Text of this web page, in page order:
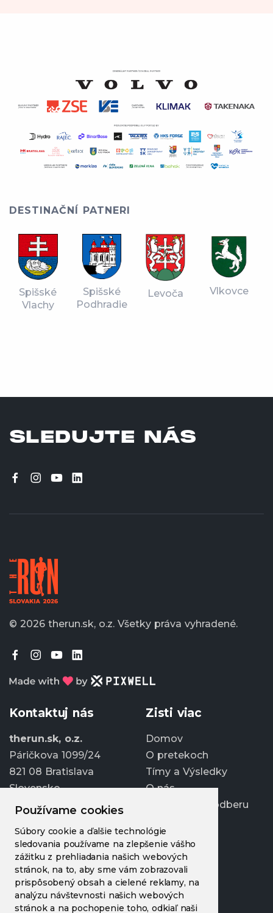
Používame cookies
Súbory cookie a ďalšie technológie
sledovania používame na zlepšenie vášho
zážitku z prehliadania našich webových
stránok, na to, aby sme vám zobrazovali
prispôsobený obsah a cielené reklamy, na
analýzu návštevnosti našich webových
stránok a na pochopenie toho, odkiaľ naši
DESTINAČNÍ PATNERI
Spišské
Vlachy
Spišské
Podhradie
Levoča Vlkovce
SLEDUJTE NÁS
© 2026 therun.sk, o.z. Všetky práva vyhradené.
Kontaktuj nás
therun.sk, o.z.
Páričkova 1099/24
821 08 Bratislava
Slovensko
info@therun.sk
+421 907 807 363
Upraviť cookies
Zisti viac
Domov
O pretekoch
Tímy a Výsledky
O nás
Prihlásiť sa k odberu